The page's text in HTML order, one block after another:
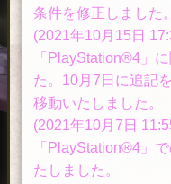
条件を修正しました。
(2021年10月15日
「PlayStation®4」
た。10月7日に追記
移動いたしました。
(2021年10月7日
「PlayStation®4」
たしました。